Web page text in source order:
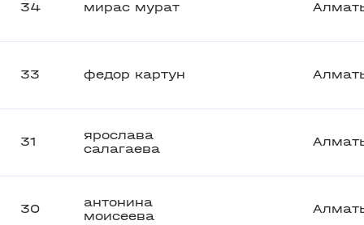
34 мирас мурат
33 федор картун
31
ярослава
салагаева
30
антонина
моисеева